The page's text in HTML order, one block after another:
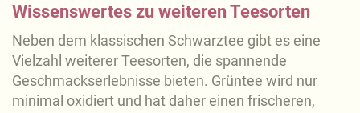
Wissenswertes zu weiteren Teesorten
Neben dem klassischen Schwarztee gibt es eine
Vielzahl weiterer Teesorten, die spannende
Geschmackserlebnisse bieten. Grüntee wird nur
minimal oxidiert und hat daher einen frischeren,